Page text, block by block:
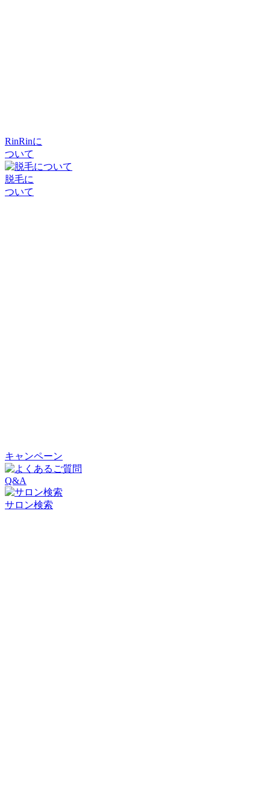
RinRinに
ついて
脱毛に
ついて
キャンペーン
Q&A
サロン検索